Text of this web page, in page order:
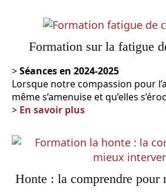
Formation sur la fatigue
>Séances en 2024-2025
Lorsque notre compassion pour
même s’amenuise et qu’elles
> En savoir plus
Honte : la comprendre pour